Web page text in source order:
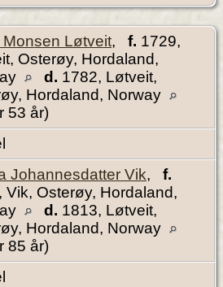
Monsen Løtveit, f. 1729,
Osterøy, Hordaland,
d. 1782, Løtveit,
Hordaland, Norway
53 år)
Johannesdatter Vik, f.
Vik, Osterøy, Hordaland,
d. 1813, Løtveit,
Hordaland, Norway
85 år)